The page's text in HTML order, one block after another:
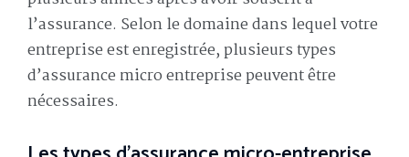
l’assurance. Selon le domaine dans lequel votre
entreprise est enregistrée, plusieurs types
d’assurance micro entreprise peuvent être
nécessaires.